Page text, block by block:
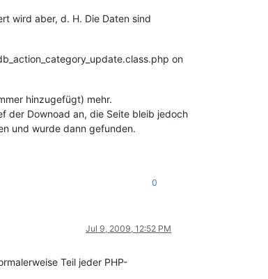
wird aber, d. H. Die Daten sind
on
hinzugefügt) mehr.
der Downoad an, die Seite bleib jedoch
und wurde dann gefunden.
0
Jul 9, 2009, 12:52 PM
Teil jeder PHP-